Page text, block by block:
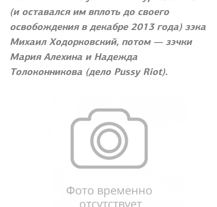
(и оставался им вплоть до своего
освобождения в декабре 2013 года) зэка
Михаил Ходорковский, потом — зэчки
Мария Алехина и Надежда
Толоконникова (дело Pussy Riot).